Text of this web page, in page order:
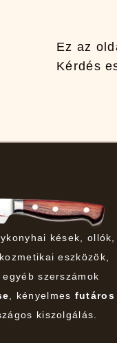
Ez az
Kérdés
kések, ollók,
eszközök,
szerszámok
, kényelmes futáros
kiszolgálás.